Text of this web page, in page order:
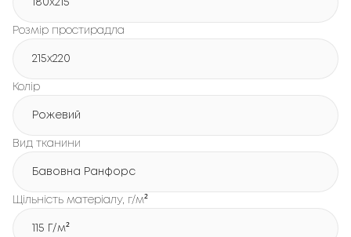
180х215
Розмір простирадла
215х220
Колір
Рожевий
Вид тканини
Бавовна Ранфорс
Щільність матеріалу, г/м²
115 Г/м²